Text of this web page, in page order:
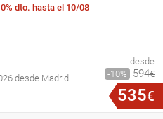
dto. hasta el 10/08
desde Madrid
desde
10
594€
535€